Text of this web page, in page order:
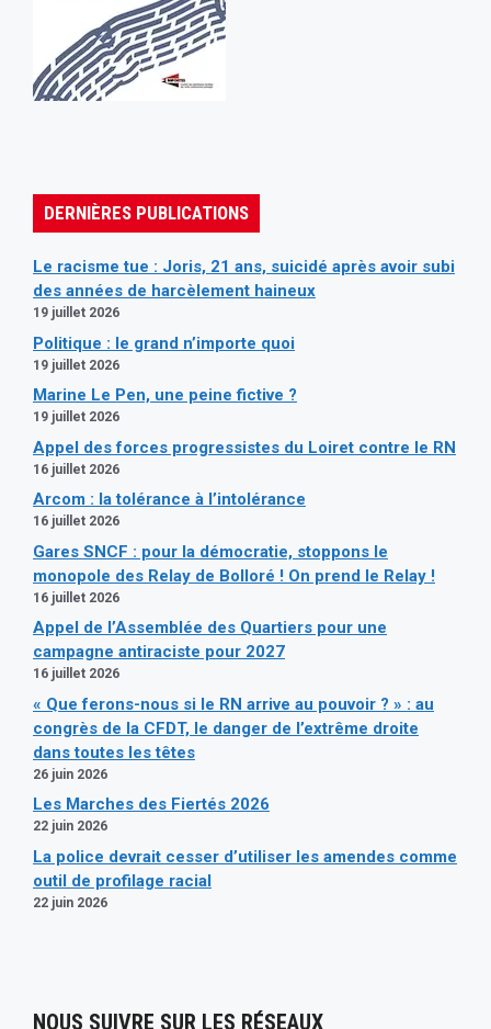
DERNIÈRES PUBLICATIONS
Le racisme tue : Joris, 21 ans, suicidé après avoir subi
des années de harcèlement haineux
19 juillet 2026
Politique : le grand n’importe quoi
19 juillet 2026
Marine Le Pen, une peine fictive ?
19 juillet 2026
Appel des forces progressistes du Loiret contre le RN
16 juillet 2026
Arcom : la tolérance à l’intolérance
16 juillet 2026
Gares SNCF : pour la démocratie, stoppons le
monopole des Relay de Bolloré ! On prend le Relay !
16 juillet 2026
Appel de l’Assemblée des Quartiers pour une
campagne antiraciste pour 2027
16 juillet 2026
« Que ferons-nous si le RN arrive au pouvoir ? » : au
congrès de la CFDT, le danger de l’extrême droite
dans toutes les têtes
26 juin 2026
Les Marches des Fiertés 2026
22 juin 2026
La police devrait cesser d’utiliser les amendes comme
outil de profilage racial
22 juin 2026
NOUS SUIVRE SUR LES RÉSEAUX